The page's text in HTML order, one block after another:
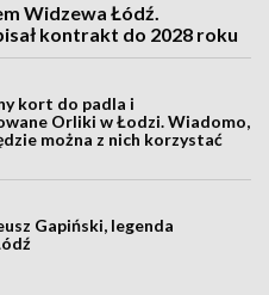
Widzewa Łódź.
kontrakt do 2028 roku
kort do padla i
Orliki w Łodzi. Wiadomo,
można z nich korzystać
Gapiński, legenda